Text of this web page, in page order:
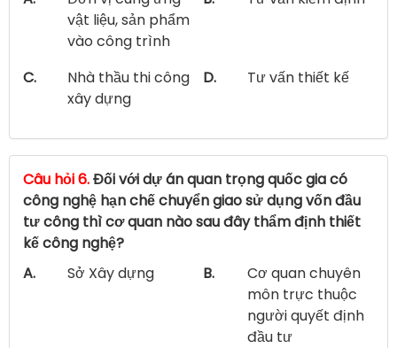
vật liệu, sản phẩm
vào công trình
C.
Nhà thầu thi công
xây dựng
D. Tư vấn thiết kế
Câu hỏi 6.Đối với dự án quan trọng quốc gia có
công nghệ hạn chế chuyển giao sử dụng vốn đầu
tư công thì cơ quan nào sau đây thẩm định thiết
kế công nghệ?
A.
Sở Xây dựng B.
Cơ quan chuyên
môn trực thuộc
người quyết định
đầu tư